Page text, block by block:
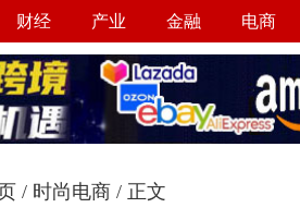
财经 产业 金融 电商
/ 时尚电商 / 正文